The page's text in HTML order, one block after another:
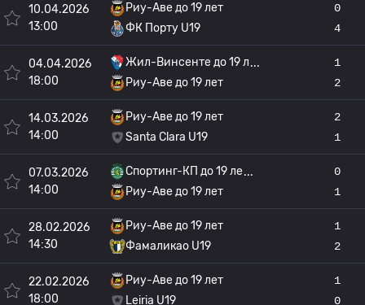
10.04.2026
13:00
Риу-Аве до 19 лет
ФК Порту U19
0
4
04.04.2026
18:00
Жил-Винсенте до 19 л
Риу-Аве до 19 лет
1
2
14.03.2026
14:00
Риу-Аве до 19 лет
Santa Clara U19
2
1
07.03.2026
14:00
Спортинг-КП до 19 ле
Риу-Аве до 19 лет
0
1
28.02.2026
14:30
Риу-Аве до 19 лет
Фамаликао U19
1
2
22.02.2026
18:00
Риу-Аве до 19 лет
Leiria U19
1
0